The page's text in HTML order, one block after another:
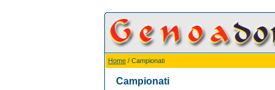
Home / Campionati
Campionati